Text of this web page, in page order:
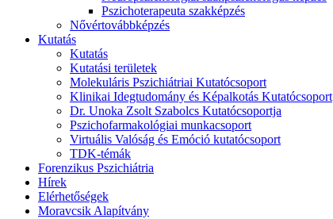
Pszichoterapeuta szakképzés
Nővértovábbképzés
Kutatás
Kutatás
Kutatási területek
Molekuláris Pszichiátriai Kutatócsoport
Klinikai Idegtudomány és Képalkotás Kutatócsoport
Dr. Unoka Zsolt Szabolcs Kutatócsoportja
Pszichofarmakológiai munkacsoport
Virtuális Valóság és Emóció kutatócsoport
TDK-témák
Forenzikus Pszichiátria
Hírek
Elérhetőségek
Moravcsik Alapítvány